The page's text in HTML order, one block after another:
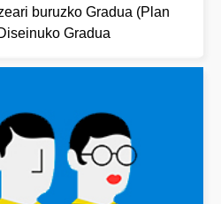
buruzko Gradua (Plan
Gradua